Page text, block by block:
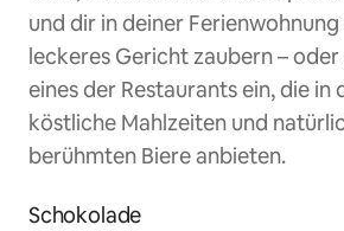
und dir in deiner
leckeres Gericht zaubern –
eines der Restaurants ein, die in
köstliche Mahlzeiten und
berühmten Biere anbieten.
Schokolade